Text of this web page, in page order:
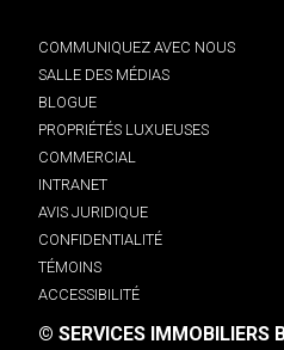
COMMUNIQUEZ AVEC NOUS
SALLE DES MÉDIAS
BLOGUE
PROPRIÉTÉS LUXUEUSES
COMMERCIAL
INTRANET
AVIS JURIDIQUE
CONFIDENTIALITÉ
TÉMOINS
ACCESSIBILITÉ
© SERVICES IMMOBILIERS